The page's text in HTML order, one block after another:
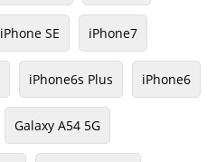
iPhone SE iPhone7
iPhone6s Plus iPhone6
Galaxy A54 5G